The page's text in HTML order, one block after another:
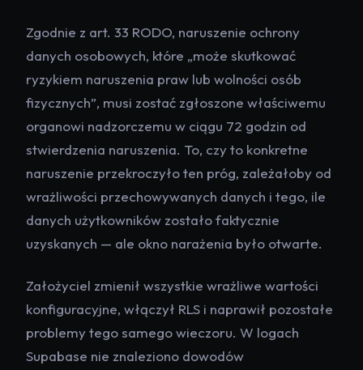
Zgodnie z art. 33 RODO, naruszenie ochrony
danych osobowych, które „może skutkować
ryzykiem naruszenia praw lub wolności osób
fizycznych”, musi zostać zgłoszone właściwemu
organowi nadzorczemu w ciągu 72 godzin od
stwierdzenia naruszenia. To, czy to konkretne
naruszenie przekroczyło ten próg, zależałoby od
wrażliwości przechowywanych danych i tego, ile
danych użytkowników zostało faktycznie
uzyskanych — ale okno narażenia było otwarte.
Założyciel zmienił wszystkie wrażliwe wartości
konfiguracyjne, włączył RLS i naprawił pozostałe
problemy tego samego wieczoru. W logach
Supabase nie znaleziono dowodów